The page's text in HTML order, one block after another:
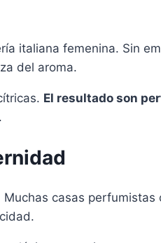
italiana femenina. Sin
del aroma.
El resultado son
casas